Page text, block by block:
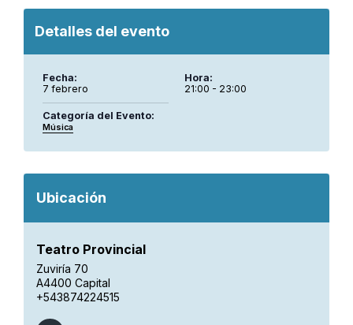
Detalles del evento
Fecha:
7 febrero
Hora:
21:00 - 23:00
Categoría del Evento:
Música
Ubicación
Teatro Provincial
Zuviría 70
A4400 Capital
+543874224515